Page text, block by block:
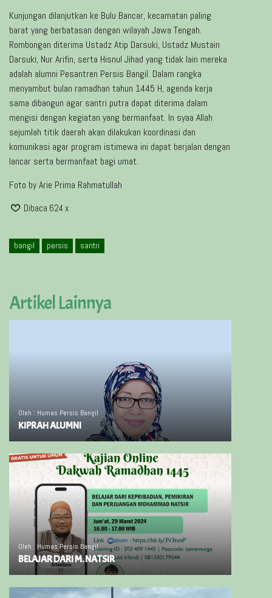
Kunjungan dilanjutkan ke Bulu Bancar, kecamatan paling
barat yang berbatasan dengan wilayah Jawa Tengah.
Rombongan diterima Ustadz Atip Darsuki, Ustadz Mustain
Darsuki, Nur Arifin, serta Hisnul Jihad yang tidak lain mereka
adalah alumni Pesantren Persis Bangil. Dalam rangka
menyambut bulan ramadhan tahun 1445 H, agenda kerja
sama dibangun agar santri putra dapat diterima dalam
mengisi dengan kegiatan yang bermanfaat. In syaa Allah
sejumlah titik daerah akan dilakukan koordinasi dan
komunikasi agar program istimewa ini dapat berjalan dengan
lancar serta bermanfaat bagi umat.
Foto by Arie Prima Rahmatullah
Dibaca 624 x
bangil persis santri
Artikel Lainnya
Oleh : Humas Persis Bangil
KIPRAH ALUMNI
Oleh : Humas Persis Bangil
BELAJAR DARI M. NATSIR